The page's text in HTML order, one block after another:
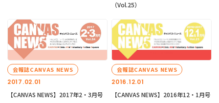
（Vol.25）
2017.02.01
会報誌CANVAS NEWS
【CANVAS NEWS】2017年2・3月号
2016.12.01
会報誌CANVAS NEWS
【CANVAS NEWS】2016年12・1月号